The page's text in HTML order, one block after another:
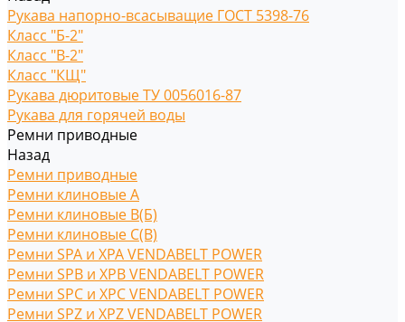
Рукава напорно-всасыващие ГОСТ 5398-76
Класс "Б-2"
Класс "В-2"
Класс "КЩ"
Рукава дюритовые ТУ 0056016-87
Рукава для горячей воды
Ремни приводные
Назад
Ремни приводные
Ремни клиновые A
Ремни клиновые В(Б)
Ремни клиновые С(B)
Ремни SPA и XPA VENDABELT POWER
Ремни SPB и XPB VENDABELT POWER
Ремни SPC и XPC VENDABELT POWER
Ремни SPZ и XPZ VENDABELT POWER